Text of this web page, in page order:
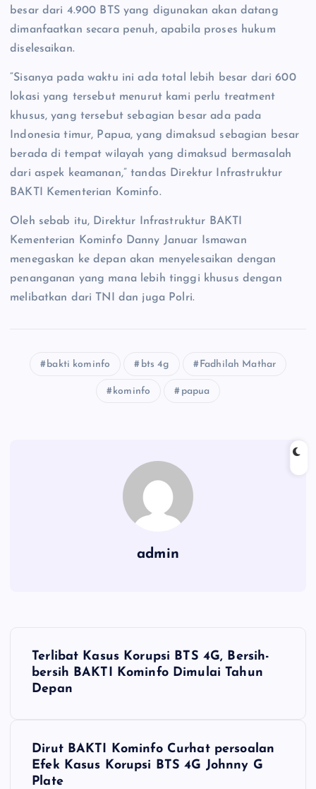
besar dari 4.900 BTS yang digunakan akan datang
dimanfaatkan secara penuh, apabila proses hukum
diselesaikan.
“Sisanya pada waktu ini ada total lebih besar dari 600
lokasi yang tersebut menurut kami perlu treatment
khusus, yang tersebut sebagian besar ada pada
Indonesia timur, Papua, yang dimaksud sebagian besar
berada di tempat wilayah yang dimaksud bermasalah
dari aspek keamanan,” tandas Direktur Infrastruktur
BAKTI Kementerian Kominfo.
Oleh sebab itu, Direktur Infrastruktur BAKTI
Kementerian Kominfo Danny Januar Ismawan
menegaskan ke depan akan menyelesaikan dengan
penanganan yang mana lebih tinggi khusus dengan
melibatkan dari TNI dan juga Polri.
bakti kominfo bts 4g Fadhilah Mathar
kominfo papua
admin
NTerlibat Kasus Korupsi BTS 4G, Bersih-
bersih BAKTI Kominfo Dimulai Tahun
Depan
Dirut BAKTI Kominfo Curhat persoalan
Efek Kasus Korupsi BTS 4G Johnny G
Plate